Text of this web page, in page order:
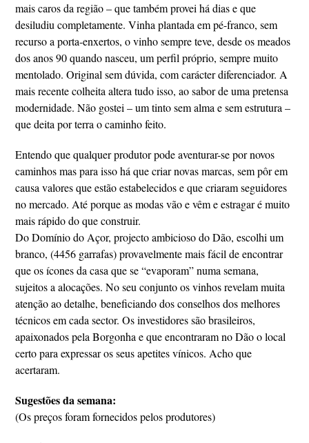
mais caros da região – que também provei há dias e que
desiludiu completamente. Vinha plantada em pé-franco, sem
recurso a porta-enxertos, o vinho sempre teve, desde os meados
dos anos 90 quando nasceu, um perfil próprio, sempre muito
mentolado. Original sem dúvida, com carácter diferenciador. A
mais recente colheita altera tudo isso, ao sabor de uma pretensa
modernidade. Não gostei – um tinto sem alma e sem estrutura –
que deita por terra o caminho feito.
Entendo que qualquer produtor pode aventurar-se por novos
caminhos mas para isso há que criar novas marcas, sem pôr em
causa valores que estão estabelecidos e que criaram seguidores
no mercado. Até porque as modas vão e vêm e estragar é muito
mais rápido do que construir.
Do Domínio do Açor, projecto ambicioso do Dão, escolhi um
branco, (4456 garrafas) provavelmente mais fácil de encontrar
que os ícones da casa que se “evaporam” numa semana,
sujeitos a alocações. No seu conjunto os vinhos revelam muita
atenção ao detalhe, beneficiando dos conselhos dos melhores
técnicos em cada sector. Os investidores são brasileiros,
apaixonados pela Borgonha e que encontraram no Dão o local
certo para expressar os seus apetites vínicos. Acho que
acertaram.
Sugestões da semana:
(Os preços foram fornecidos pelos produtores)